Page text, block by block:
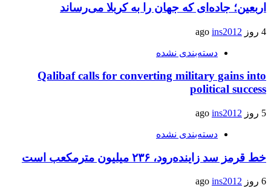
اربعین؛ جاده‌ای که جهان را به کربلا می‌رساند
4 روز ago ins2012
دسته‌بندی نشده
Qalibaf calls for converting military gains into
political success
5 روز ago ins2012
دسته‌بندی نشده
خط قرمز سد زاینده‌رود، ۲۳۶ میلیون مترمکعب است
6 روز ago ins2012